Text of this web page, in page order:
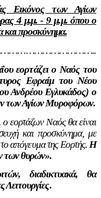
Εικόνος των Αγίων
4 μ.μ. - 9 μ.μ. όπου ο
και προσκύνημα.
εορτάζει ο Ναός του
Εφραίμ του Νέου
Ανδρέου Εγλυκάδος) ο
των Αγίων Μυροφόρων.
εορτάζων Ναός θα είναι
και προσκύνημα, με
απόγευμα της Εορτής. Η
των θυρών».
διαδικτυακά, θα
Λειτουργίες.